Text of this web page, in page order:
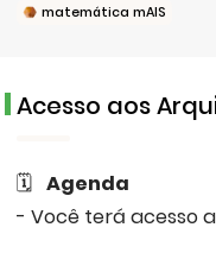
matemática mAIS
Acesso aos
🗓 Agenda
- Você terá acesso